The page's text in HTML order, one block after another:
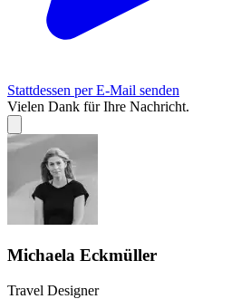
Stattdessen per E-Mail senden
Vielen Dank für Ihre Nachricht.
Michaela Eckmüller
Travel Designer